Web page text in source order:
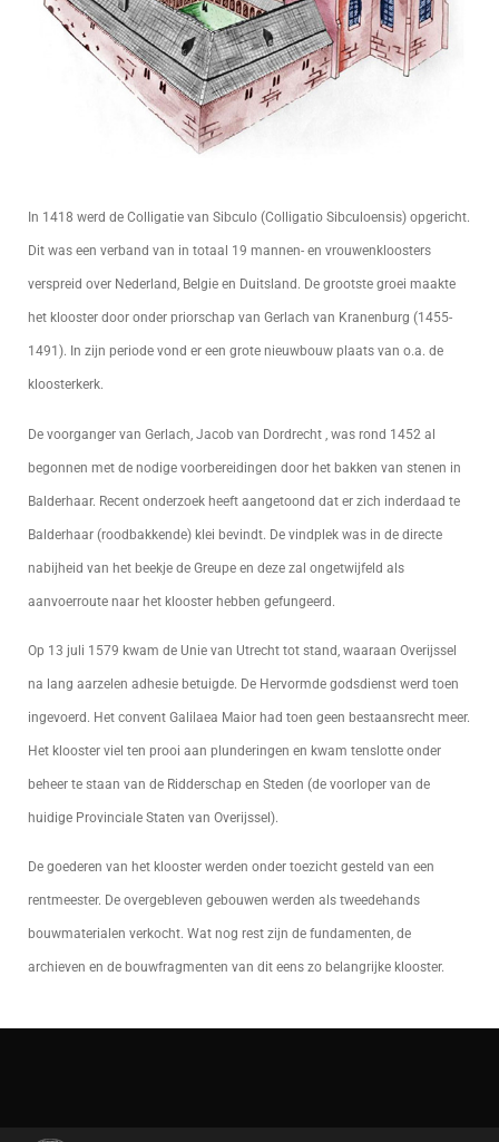
In 1418 werd de Colligatie van Sibculo (Colligatio Sibculoensis) opgericht.
Dit was een verband van in totaal 19 mannen- en vrouwenkloosters
verspreid over Nederland, Belgie en Duitsland. De grootste groei maakte
het klooster door onder priorschap van Gerlach van Kranenburg (1455-
1491). In zijn periode vond er een grote nieuwbouw plaats van o.a. de
kloosterkerk.
De voorganger van Gerlach, Jacob van Dordrecht , was rond 1452 al
begonnen met de nodige voorbereidingen door het bakken van stenen in
Balderhaar. Recent onderzoek heeft aangetoond dat er zich inderdaad te
Balderhaar (roodbakkende) klei bevindt. De vindplek was in de directe
nabijheid van het beekje de Greupe en deze zal ongetwijfeld als
aanvoerroute naar het klooster hebben gefungeerd.
Op 13 juli 1579 kwam de Unie van Utrecht tot stand, waaraan Overijssel
na lang aarzelen adhesie betuigde. De Hervormde godsdienst werd toen
ingevoerd. Het convent Galilaea Maior had toen geen bestaansrecht meer.
Het klooster viel ten prooi aan plunderingen en kwam tenslotte onder
beheer te staan van de Ridderschap en Steden (de voorloper van de
huidige Provinciale Staten van Overijssel).
De goederen van het klooster werden onder toezicht gesteld van een
rentmeester. De overgebleven gebouwen werden als tweedehands
bouwmaterialen verkocht. Wat nog rest zijn de fundamenten, de
archieven en de bouwfragmenten van dit eens zo belangrijke klooster.